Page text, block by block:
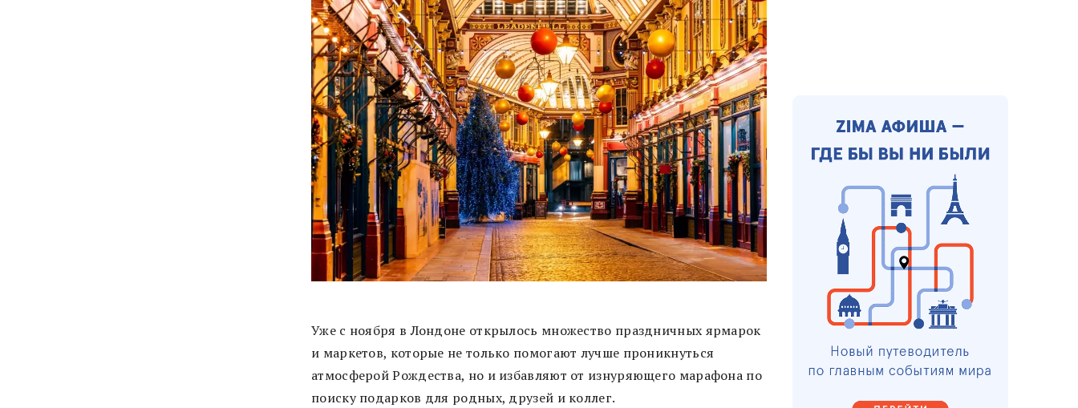
Уже с ноября в Лондоне открылось множество праздничных ярмарок
и маркетов, которые не только помогают лучше проникнуться
атмосферой Рождества, но и избавляют от изнуряющего марафона по
поиску подарков для родных, друзей и коллег.